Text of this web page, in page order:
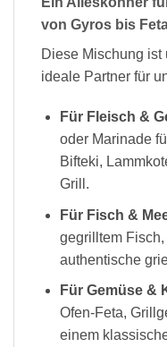
von Gyros bis
Diese Mischung
ideale Partner für
Für Fleisch &
oder Marinade
Bifteki,
Grill.
Für Fisch &
gegrilltem
authentische
Für Gemüse &
Ofen-Feta,
einem